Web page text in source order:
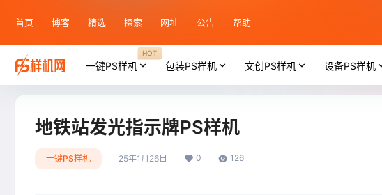
首页 博客 精选 探索 网址 公告 帮助
一键PS样机
HOT
包装PS样机 文创PS样机 设备PS样机
地铁站发光指示牌PS样机
一键PS样机 25年1月26日 0 126